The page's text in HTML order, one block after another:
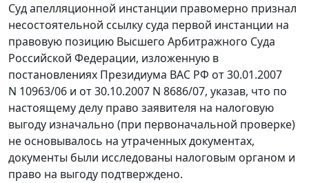
Суд апелляционной инстанции правомерно признал
несостоятельной ссылку суда первой инстанции на
правовую позицию Высшего Арбитражного Суда
Российской Федерации, изложенную в
постановлениях Президиума ВАС РФ от 30.01.2007
N 10963/06 и от 30.10.2007 N 8686/07, указав, что по
настоящему делу право заявителя на налоговую
выгоду изначально (при первоначальной проверке)
не основывалось на утраченных документах,
документы были исследованы налоговым органом и
право на выгоду подтверждено.